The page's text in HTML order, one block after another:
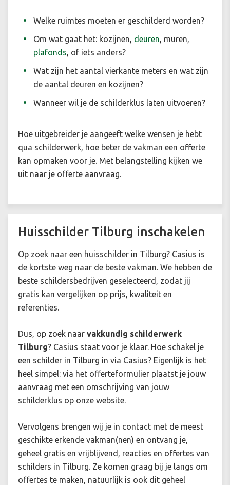
Welke ruimtes moeten er geschilderd worden?
Om wat gaat het: kozijnen, deuren, muren,
plafonds, of iets anders?
Wat zijn het aantal vierkante meters en wat zijn
de aantal deuren en kozijnen?
Wanneer wil je de schilderklus laten uitvoeren?
Hoe uitgebreider je aangeeft welke wensen je hebt
qua schilderwerk, hoe beter de vakman een offerte
kan opmaken voor je. Met belangstelling kijken we
uit naar je offerte aanvraag.
Huisschilder Tilburg inschakelen
Op zoek naar een huisschilder in Tilburg? Casius is
de kortste weg naar de beste vakman. We hebben de
beste schildersbedrijven geselecteerd, zodat jij
gratis kan vergelijken op prijs, kwaliteit en
referenties.
Dus, op zoek naar vakkundig schilderwerk
Tilburg? Casius staat voor je klaar. Hoe schakel je
een schilder in Tilburg in via Casius? Eigenlijk is het
heel simpel: via het offerteformulier plaatst je jouw
aanvraag met een omschrijving van jouw
schilderklus op onze website.
Vervolgens brengen wij je in contact met de meest
geschikte erkende vakman(nen) en ontvang je,
geheel gratis en vrijblijvend, reacties en offertes van
schilders in Tilburg. Ze komen graag bij je langs om
offertes te maken, natuurlijk is ook dit geheel